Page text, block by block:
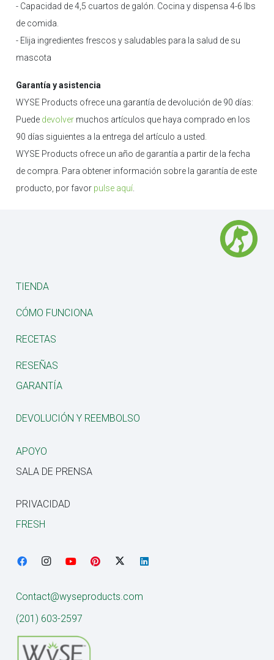
- Capacidad de 4,5 cuartos de galón. Cocina y dispensa 4-6 lbs
de comida.
- Elija ingredientes frescos y saludables para la salud de su
mascota
Garantía y asistencia
WYSE Products ofrece una garantía de devolución de 90 días:
Puede devolvermuchos artículos que haya comprado en los
90 días siguientes a la entrega del artículo a usted.
WYSE Products ofrece un año de garantía a partir de la fecha
de compra. Para obtener información sobre la garantía de este
producto, por favor pulse aquí.
TIENDA
CÓMO FUNCIONA
RECETAS
RESEÑAS
GARANTÍA
DEVOLUCIÓN Y REEMBOLSO
APOYO
SALA DE PRENSA
PRIVACIDAD
FRESH
Contact@wyseproducts.com
(201) 603-2597